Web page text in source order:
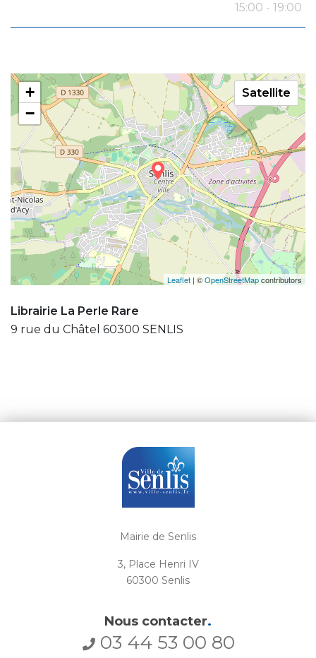
15:00 - 19:00
+
−
Leaflet | ©OpenStreetMapcontributors
Satellite
Librairie La Perle Rare
9 rue du Châtel 60300 SENLIS
Mairie de Senlis
3, Place Henri IV
60300 Senlis
Nous contacter.
03 44 53 00 80